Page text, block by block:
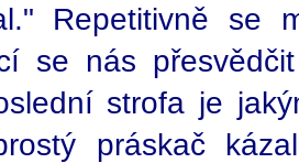
Repetitivně se
se nás
strofa je
práskač